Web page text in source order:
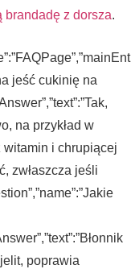
brandadę z dorsza.
jeść cukinię na
na przykład w
witamin i chrupiącej
zwłaszcza jeśli
poprawia